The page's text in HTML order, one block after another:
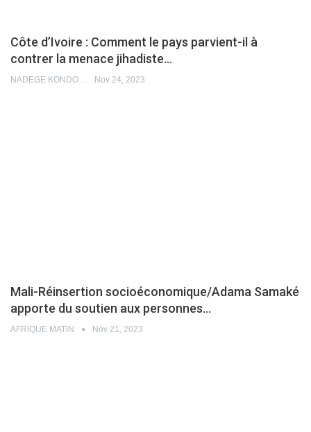
Côte d’Ivoire : Comment le pays parvient-il à
contrer la menace jihadiste…
Nov 24, 2023
Mali-Réinsertion socioéconomique/Adama Samaké
apporte du soutien aux personnes…
AFRIQUE MATIN Nov 21, 2023